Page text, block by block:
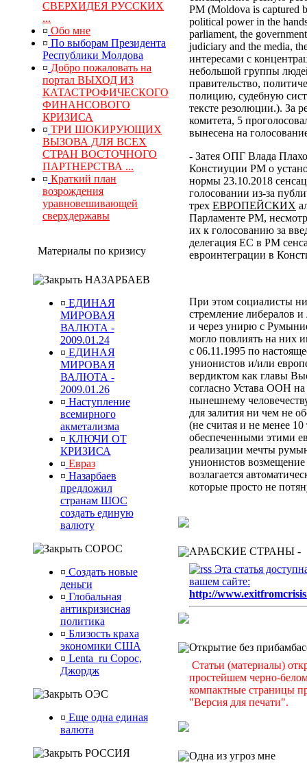
СВЕРХИДЕЯ РУССКИХ
...
¤ Обо мне
¤ По выборам Президента
Республики Молдова
¤ Добро пожаловать на
портал ВЫХОД ИЗ
КАТАСТРОФИЧЕСКОГО
ФИНАНСОВОГО
КРИЗИСА
¤ ТРИ ШОКИРУЮЩИХ
ВЫЗОВА ДЛЯ ВСЕХ
СТРАН ВОСТОЧНОГО
ПАРТНЕРСТВА ...
¤ Краткий план
возрождения
уравновешивающей
сверхдержавы
Материалы по кризису
НАЗАРБАЕВ
¤ ЕДИНАЯ
МИРОВАЯ
ВАЛЮТА -
2009.01.24
¤ ЕДИНАЯ
МИРОВАЯ
ВАЛЮТА -
2009.01.26
¤ Наступление
всемирного
акметализма
¤ КЛЮЧИ ОТ
КРИЗИСА
¤ Евраз
¤ Назарбаев
предложил
странам ШОС
создать единую
валюту
СОРОС
¤ Создать новые
деньги
¤ Глобальная
антикризисная
политика
¤ Близость краха
экономики США
¤ Lenta_ru Сорос,
Джордж
ОЭС
¤ Еще одна единая
валюта
РОССИЯ
РМ (Moldova is captured
political power in the
parliament, the
judiciary and the media,
интересами с
небольшой группы
правительство,
полицию, судебную
тексте резолюции.). За
комитета, 5
вынесена на
- Затея ОПГ Влада
Констиуции РМ о
нормы 23.10.2018
голосовании из-за
трех ЕВРОПЕЙСКИХ
Парламенте РМ,
их к голосованию за
делегация ЕС в РМ
евроинтеграции в
При этом социалисты
стремление либералов
и через унирю с
могло повлиять на них
с 06.11.1995 по
унионистов и/или
вердиктом как главы
согласно Устава ООН
нынешнему
для залития ни чем не
(не считая и не менее
обеспеченными этими
реализации мечты
унионистов возмещение
возлагается
которые просто не
АРАБСКИЕ СТРАНЫ -
Эта статья
вашем сайте:
http://
Открытие без
Статьи (материалы)
простейшем черно-
компактные страницы
"Версия для печати".
Одна из угроз мне